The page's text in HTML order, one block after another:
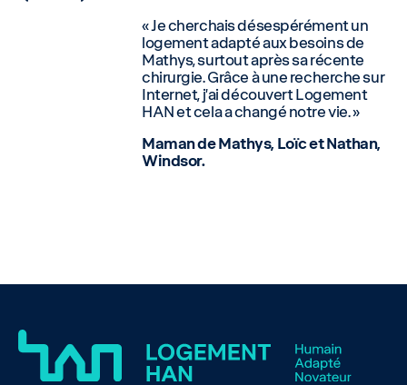
« Je cherchais désespérément un
logement adapté aux besoins de
Mathys, surtout après sa récente
chirurgie. Grâce à une recherche sur
Internet, j’ai découvert Logement
HAN et cela a changé notre vie.»
Maman de Mathys, Loïc et Nathan,
Windsor.